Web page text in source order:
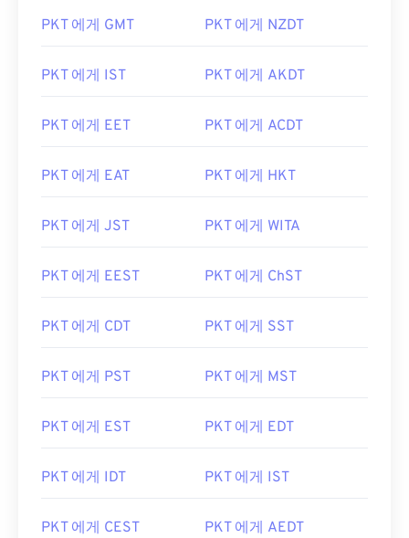
PKT 에게 GMT PKT 에게 NZDT
PKT 에게 IST PKT 에게 AKDT
PKT 에게 EET PKT 에게 ACDT
PKT 에게 EAT PKT 에게 HKT
PKT 에게 JST PKT 에게 WITA
PKT 에게 EEST PKT 에게 ChST
PKT 에게 CDT PKT 에게 SST
PKT 에게 PST PKT 에게 MST
PKT 에게 EST PKT 에게 EDT
PKT 에게 IDT PKT 에게 IST
PKT 에게 CEST PKT 에게 AEDT